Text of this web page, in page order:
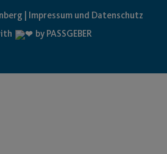
| Impressum und Datenschutz
by PASSGEBER